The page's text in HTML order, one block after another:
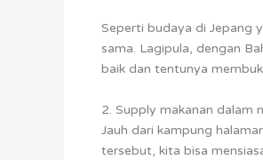
Seperti budaya di Jepang
sama. Lagipula, dengan
baik dan tentunya
2. Supply makanan dalam
Jauh dari kampung
tersebut, kita bisa